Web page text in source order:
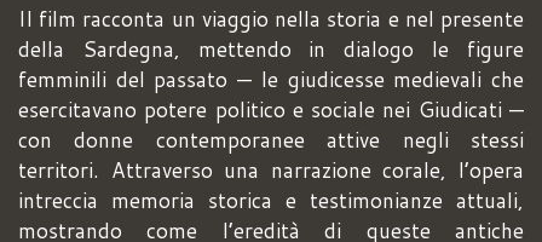
II film racconta un viaggio nella storia e nel presente
della Sardegna, mettendo in dialogo le figure
femminili del passato — le giudicesse medievali che
esercitavano potere politico e sociale nei Giudicati —
con donne contemporanee attive negli stessi
territori. Attraverso una narrazione corale, l’opera
intreccia memoria storica e testimonianze attuali,
mostrando come l’eredità di queste antiche